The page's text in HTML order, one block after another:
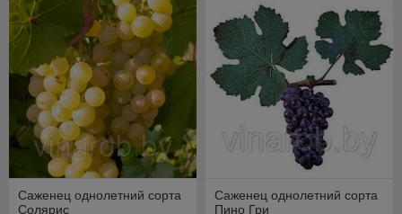
Саженец однолетний сорта
Солярис
Саженец однолетний сорта
Пино Гри